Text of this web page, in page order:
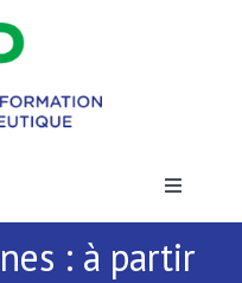
Toggle
: à partir